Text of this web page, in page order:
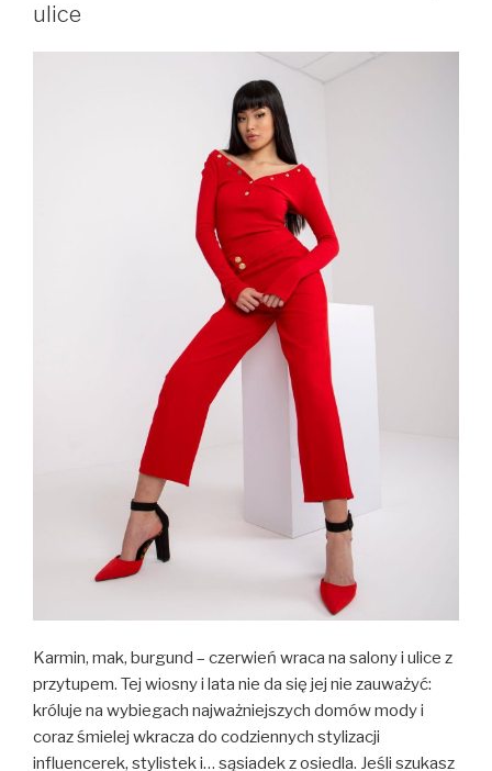
ulice
Karmin, mak, burgund – czerwień wraca na salony i ulice z
przytupem. Tej wiosny i lata nie da się jej nie zauważyć:
króluje na wybiegach najważniejszych domów mody i
coraz śmielej wkracza do codziennych stylizacji
influencerek, stylistek i… sąsiadek z osiedla. Jeśli szukasz